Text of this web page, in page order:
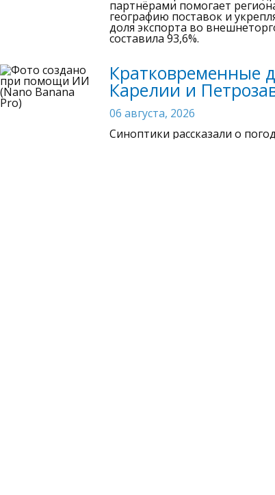
партнёрами помогает
географию поставок и
доля экспорта во
составила 93,6%.
Кратковременные
Карелии и
06 августа, 2026
Синоптики рассказали о